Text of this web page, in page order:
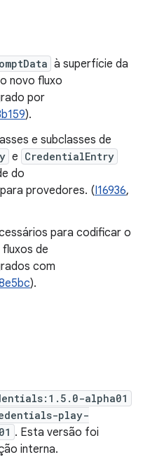
à superfície da
novo fluxo
por
).
e subclasses de
e CredentialEntry
do
para provedores. (I16936,
para codificar o
de
com
).
alpha01
play-
. Esta versão foi
interna.